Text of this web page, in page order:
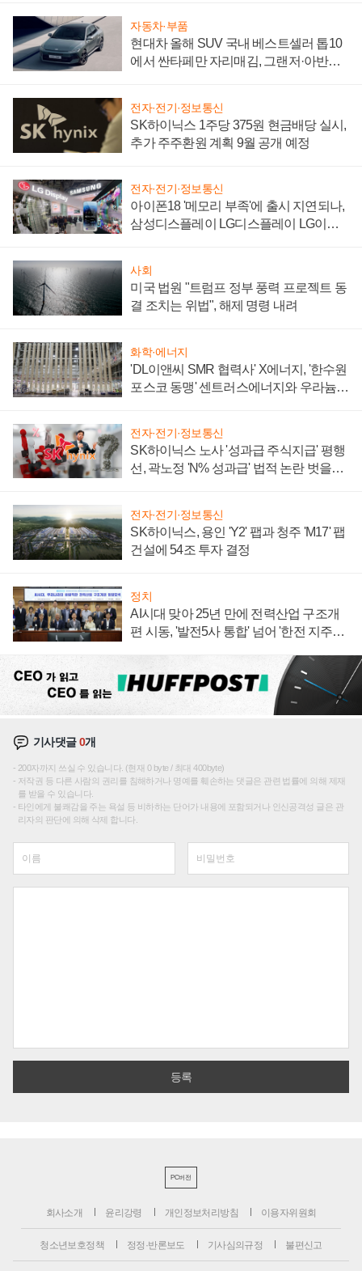
자동차·부품
현대차 올해 SUV 국내 베스트셀러 톱10
에서 싼타페만 자리매김, 그랜저·아반떼
전자·전기·정보통신
SK하이닉스 1주당 375원 현금배당 실시,
추가 주주환원 계획 9월 공개 예정
전자·전기·정보통신
아이폰18 '메모리 부족'에 출시 지연되나,
삼성디스플레이 LG디스플레이 LG이노
사회
미국 법원 "트럼프 정부 풍력 프로젝트 동
결 조치는 위법", 해제 명령 내려
화학·에너지
'DL이앤씨 SMR 협력사' X에너지, '한수원
포스코 동맹' 센트러스에너지와 우라늄
전자·전기·정보통신
SK하이닉스 노사 '성과급 주식지급' 평행
선, 곽노정 'N% 성과급' 법적 논란 벗을지
전자·전기·정보통신
SK하이닉스, 용인 'Y2' 팹과 청주 'M17' 팹
건설에 54조 투자 결정
정치
AI시대 맞아 25년 만에 전력산업 구조개
편 시동, '발전5사 통합' 넘어 '한전 지주사'
기사댓글0개
200자까지 쓰실 수 있습니다. (현재 0 byte / 최대 400byte)
저작권 등 다른 사람의 권리를 침해하거나 명예를 훼손하는 댓글은 관련 법률에 의해 제재
를 받을 수 있습니다.
타인에게 불쾌감을 주는 욕설 등 비하하는 단어가 내용에 포함되거나 인신공격성 글은 관
리자의 판단에 의해 삭제 합니다.
PC버전
회사소개 윤리강령 개인정보처리방침 이용자위원회
청소년보호정책 정정·반론보도 기사심의규정 불편신고